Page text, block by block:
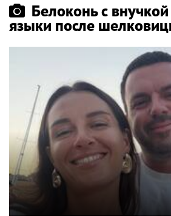
Белоконь с
языки после